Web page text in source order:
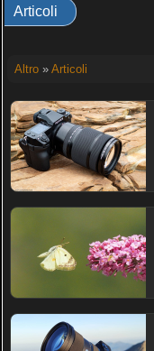
Articoli
Altro» Articoli